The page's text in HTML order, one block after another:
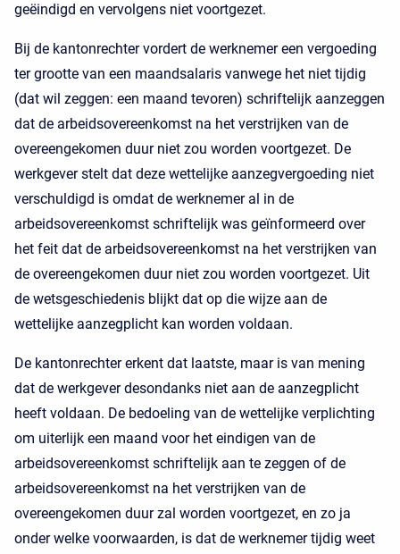
geëindigd en vervolgens niet voortgezet.
Bij de kantonrechter vordert de werknemer een vergoeding
ter grootte van een maandsalaris vanwege het niet tijdig
(dat wil zeggen: een maand tevoren) schriftelijk aanzeggen
dat de arbeidsovereenkomst na het verstrijken van de
overeengekomen duur niet zou worden voortgezet. De
werkgever stelt dat deze wettelijke aanzegvergoeding niet
verschuldigd is omdat de werknemer al in de
arbeidsovereenkomst schriftelijk was geïnformeerd over
het feit dat de arbeidsovereenkomst na het verstrijken van
de overeengekomen duur niet zou worden voortgezet. Uit
de wetsgeschiedenis blijkt dat op die wijze aan de
wettelijke aanzegplicht kan worden voldaan.
De kantonrechter erkent dat laatste, maar is van mening
dat de werkgever desondanks niet aan de aanzegplicht
heeft voldaan. De bedoeling van de wettelijke verplichting
om uiterlijk een maand voor het eindigen van de
arbeidsovereenkomst schriftelijk aan te zeggen of de
arbeidsovereenkomst na het verstrijken van de
overeengekomen duur zal worden voortgezet, en zo ja
onder welke voorwaarden, is dat de werknemer tijdig weet